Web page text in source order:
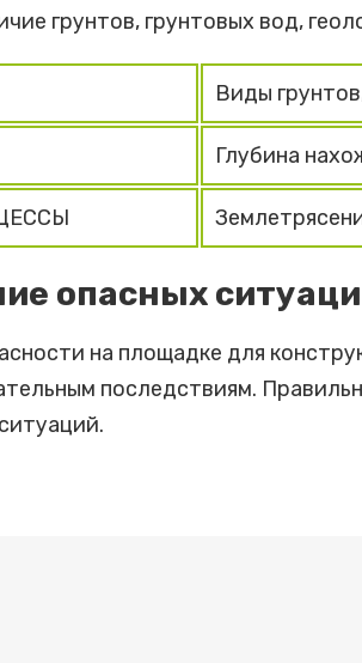
грунтов, грунтовых вод,
Виды
Глубина
опасных
на площадке для
последствиям.